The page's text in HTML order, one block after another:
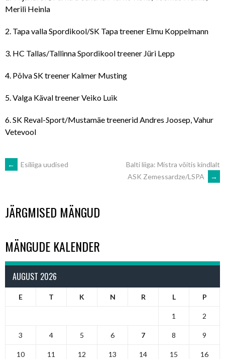
Merili Heinla
2. Tapa valla Spordikool/SK Tapa treener Elmu Koppelmann
3. HC Tallas/Tallinna Spordikool treener Jüri Lepp
4. Põlva SK treener Kalmer Musting
5. Valga Käval treener Veiko Luik
6. SK Reval-Sport/Mustamäe treenerid Andres Joosep, Vahur
Vetevool
POST
NAVIGATION
← Esiliiga uudised
Balti liiga: Mistra võitis kindlalt
ASK Zemessardze/LSPA
→
JÄRGMISED MÄNGUD
MÄNGUDE KALENDER
AUGUST 2026
E T K N R L P
1 2
3 4 5 6 7 8 9
10 11 12 13 14 15 16